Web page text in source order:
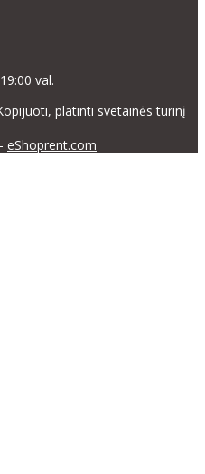
val.
platinti svetainės turinį
- eShoprent.com